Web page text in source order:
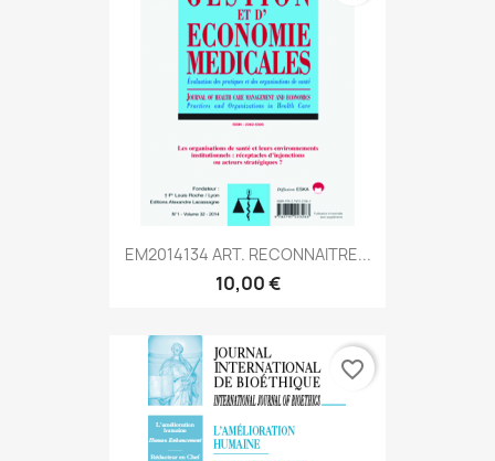
EM2014134 ART. RECONNAITRE...
10,00 €
favorite_border